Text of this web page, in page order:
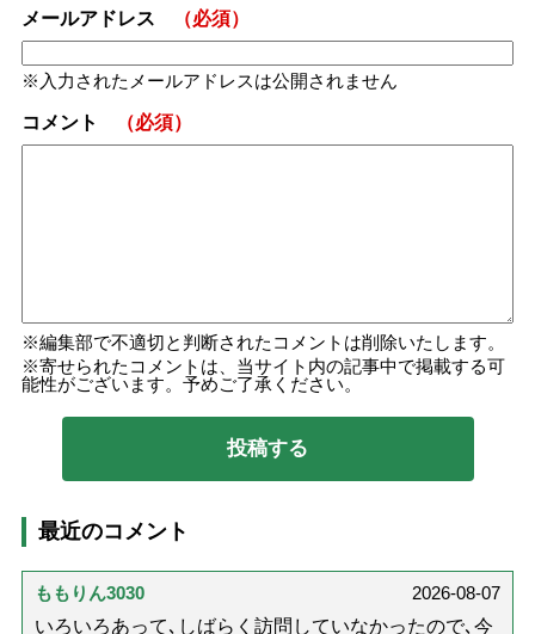
メールアドレス （必須）
入力されたメールアドレスは公開されません
コメント （必須）
編集部で不適切と判断されたコメントは削除いたします。
寄せられたコメントは、当サイト内の記事中で掲載する可
能性がございます。予めご了承ください。
最近のコメント
ももりん3030
2026-08-07
いろいろあって､しばらく訪問していなかったので､今